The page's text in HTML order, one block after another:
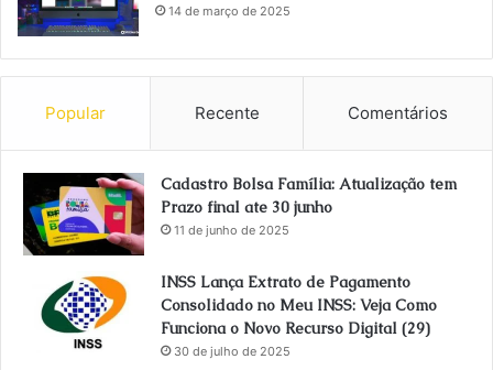
14 de março de 2025
Popular Recente Comentários
Cadastro Bolsa Família: Atualização tem
Prazo final ate 30 junho
11 de junho de 2025
INSS Lança Extrato de Pagamento
Consolidado no Meu INSS: Veja Como
Funciona o Novo Recurso Digital (29)
30 de julho de 2025